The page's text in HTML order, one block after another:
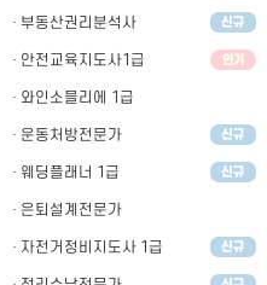
· 부동산권리분석사
· 안전교육지도사1급
· 와인소믈리에 1급
· 운동처방전문가
· 웨딩플래너 1급
· 은퇴설계전문가
· 자전거정비지도사 1급